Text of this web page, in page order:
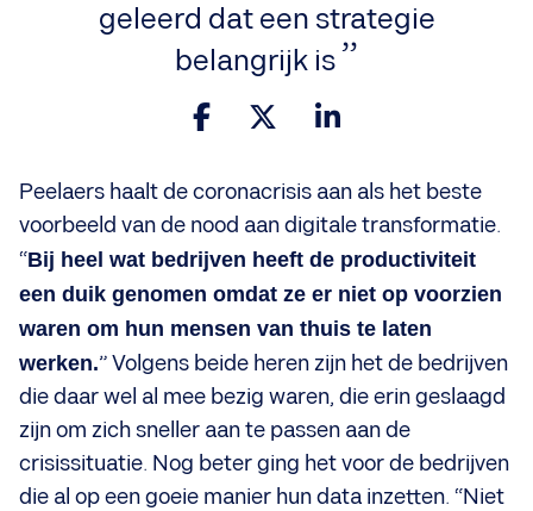
geleerd dat een strategie
belangrijk is
Peelaers haalt de coronacrisis aan als het beste
voorbeeld van de nood aan digitale transformatie.
“Bij heel wat bedrijven heeft de productiviteit
een duik genomen omdat ze er niet op voorzien
waren om hun mensen van thuis te laten
werken.” Volgens beide heren zijn het de bedrijven
die daar wel al mee bezig waren, die erin geslaagd
zijn om zich sneller aan te passen aan de
crisissituatie. Nog beter ging het voor de bedrijven
die al op een goeie manier hun data inzetten. “Niet